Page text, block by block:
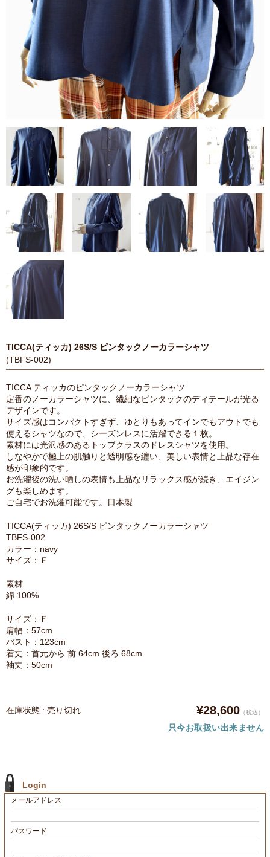
TICCA(ティッカ) 26S/S ピンタックノーカラーシャツ
(TBFS-002)
TICCA ティッカのピンタックノーカラーシャツ
定番のノーカラーシャツに、繊細なピンタックのディテールが光る
デザインです。
サイズ感はコンパクトすぎず、ゆとりもあってインでもアウトでも
使えるシャツなので、シーズンレスに活躍できる１枚。
素材には光沢感のあるトップクラスのドレスシャツを使用。
しなやかで極上の肌触りと透明感を纏い、美しい表情と上品な存在
感が印象的です。
お洗濯後の洗い晒しの表情も上品なリラックス感が続き、エイジン
グも楽しめます。
ご自宅でお洗濯可能です。日本製
TICCA(ティッカ) 26S/S ピンタックノーカラーシャツ
TBFS-002
カラー：navy
サイズ：Ｆ
素材
綿 100%
サイズ：Ｆ
肩幅：57cm
バスト：123cm
着丈：首元から 前 64cm 後ろ 68cm
袖丈：50cm
在庫状態 : 売り切れ ¥28,600 （税込）
只今お取扱い出来ません
Login
メールアドレス
パスワード